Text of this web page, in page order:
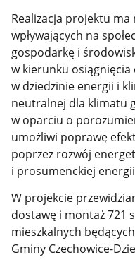
Realizacja projektu ma
wpływających na
gospodarkę i
w kierunku
w dziedzinie energii i
neutralnej dla klimatu
w oparciu o
umożliwi poprawę
poprzez rozwój
i prosumenckiej
W projekcie
dostawę i montaż 721
mieszkalnych
Gminy Czechowice-